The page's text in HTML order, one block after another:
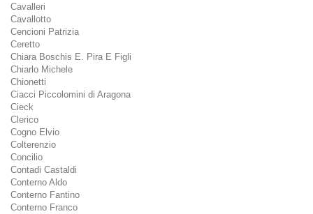
Cavalleri
Cavallotto
Cencioni Patrizia
Ceretto
Chiara Boschis E. Pira E Figli
Chiarlo Michele
Chionetti
Ciacci Piccolomini di Aragona
Cieck
Clerico
Cogno Elvio
Colterenzio
Concilio
Contadi Castaldi
Conterno Aldo
Conterno Fantino
Conterno Franco